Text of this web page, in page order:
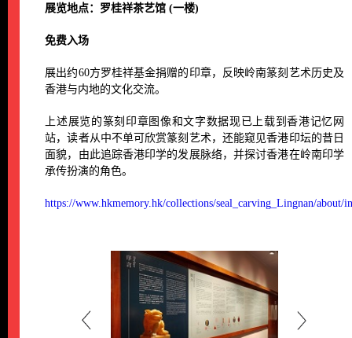
展览地点：罗桂祥茶艺馆 (一楼)
免费入场
展出约60方罗桂祥基金捐赠的印章，反映岭南篆刻艺术历史及
香港与内地的文化交流。
上述展览的篆刻印章图像和文字数据现已上载到香港记忆网
站，读者从中不单可欣赏篆刻艺术，还能窥见香港印坛的昔日
面貌，由此追踪香港印学的发展脉络，并探讨香港在岭南印学
承传扮演的角色。
https://www.hkmemory.hk/collections/seal_carving_Lingnan/about/